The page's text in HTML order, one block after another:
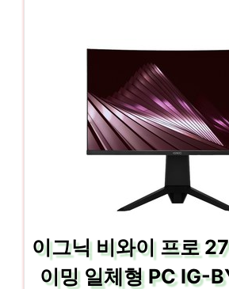
이그닉 비와이 프로
이밍 일체형 PC IG-